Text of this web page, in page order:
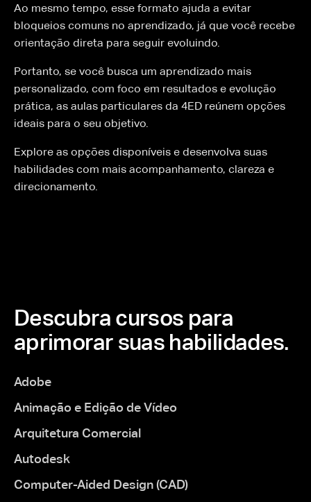
Ao mesmo tempo, esse formato ajuda a evitar
bloqueios comuns no aprendizado, já que você recebe
orientação direta para seguir evoluindo.
Portanto, se você busca um aprendizado mais
personalizado, com foco em resultados e evolução
prática, as aulas particulares da 4ED reúnem opções
ideais para o seu objetivo.
Explore as opções disponíveis e desenvolva suas
habilidades com mais acompanhamento, clareza e
direcionamento.
Descubra cursos para
aprimorar suas habilidades.
Adobe
Animação e Edição de Vídeo
Arquitetura Comercial
Autodesk
Computer-Aided Design (CAD)